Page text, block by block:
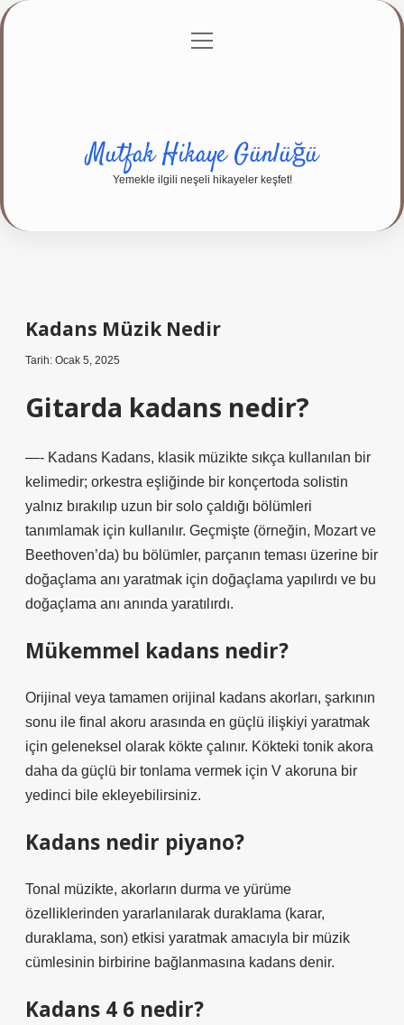
Gizlilik Politikası
menüyü
Mutfak Hikaye Günlüğü
Yemekle ilgili neşeli hikayeler keşfet!
Kadans Müzik Nedir
Tarih: Ocak 5, 2025
Gitarda kadans nedir?
—- Kadans Kadans, klasik müzikte sıkça kullanılan bir
kelimedir; orkestra eşliğinde bir konçertoda solistin
yalnız bırakılıp uzun bir solo çaldığı bölümleri
tanımlamak için kullanılır. Geçmişte (örneğin, Mozart ve
Beethoven’da) bu bölümler, parçanın teması üzerine bir
doğaçlama anı yaratmak için doğaçlama yapılırdı ve bu
doğaçlama anı anında yaratılırdı.
Mükemmel kadans nedir?
Orijinal veya tamamen orijinal kadans akorları, şarkının
sonu ile final akoru arasında en güçlü ilişkiyi yaratmak
için geleneksel olarak kökte çalınır. Kökteki tonik akora
daha da güçlü bir tonlama vermek için V akoruna bir
yedinci bile ekleyebilirsiniz.
Kadans nedir piyano?
Tonal müzikte, akorların durma ve yürüme
özelliklerinden yararlanılarak duraklama (karar,
duraklama, son) etkisi yaratmak amacıyla bir müzik
cümlesinin birbirine bağlanmasına kadans denir.
Kadans 4 6 nedir?